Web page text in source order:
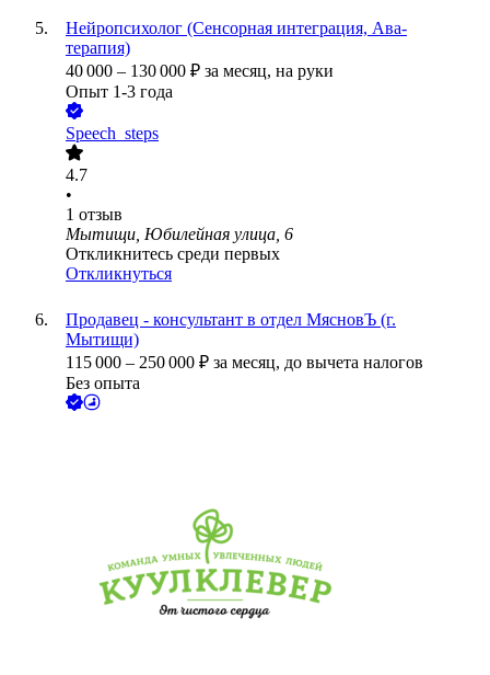
Нейропсихолог (Сенсорная интеграция, Ава-
терапия)
40 000 – 130 000 ₽ за месяц, на руки
Опыт 1-3 года
Speech_steps
4.7
•
1 отзыв
Мытищи, Юбилейная улица, 6
Откликнитесь среди первых
Откликнуться
Продавец - консультант в отдел МясновЪ (г.
Мытищи)
115 000 – 250 000 ₽ за месяц, до вычета налогов
Без опыта